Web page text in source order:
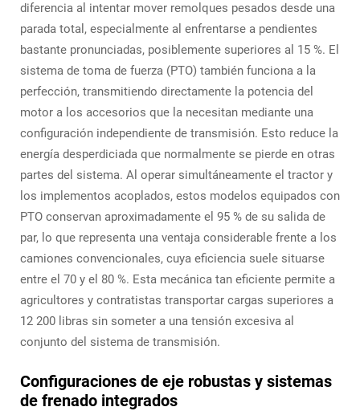
diferencia al intentar mover remolques pesados desde una
parada total, especialmente al enfrentarse a pendientes
bastante pronunciadas, posiblemente superiores al 15 %. El
sistema de toma de fuerza (PTO) también funciona a la
perfección, transmitiendo directamente la potencia del
motor a los accesorios que la necesitan mediante una
configuración independiente de transmisión. Esto reduce la
energía desperdiciada que normalmente se pierde en otras
partes del sistema. Al operar simultáneamente el tractor y
los implementos acoplados, estos modelos equipados con
PTO conservan aproximadamente el 95 % de su salida de
par, lo que representa una ventaja considerable frente a los
camiones convencionales, cuya eficiencia suele situarse
entre el 70 y el 80 %. Esta mecánica tan eficiente permite a
agricultores y contratistas transportar cargas superiores a
12 200 libras sin someter a una tensión excesiva al
conjunto del sistema de transmisión.
Configuraciones de eje robustas y sistemas
de frenado integrados